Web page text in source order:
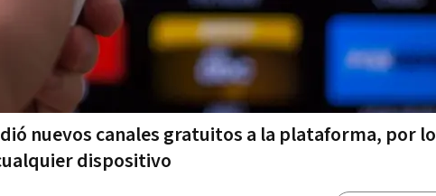
nuevos canales gratuitos a la plataforma, por lo
dispositivo